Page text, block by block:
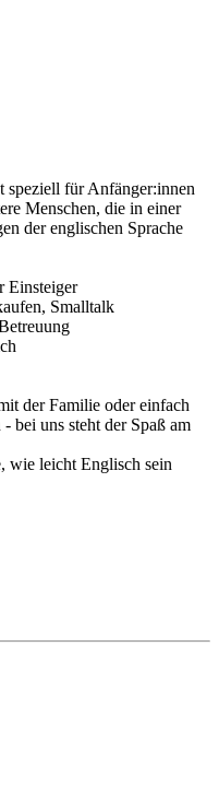
speziell für Anfänger:innen
Menschen, die in einer
der englischen Sprache
Einsteiger
Smalltalk
der Familie oder einfach
bei uns steht der Spaß am
wie leicht Englisch sein